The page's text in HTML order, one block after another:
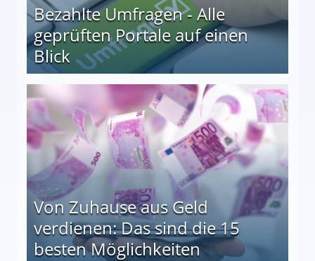
Bezahlte Umfragen - Alle
geprüften Portale auf einen
Blick
auf einen Blick
Von Zuhause aus Geld
verdienen: Das sind die 15
besten Möglichkeiten